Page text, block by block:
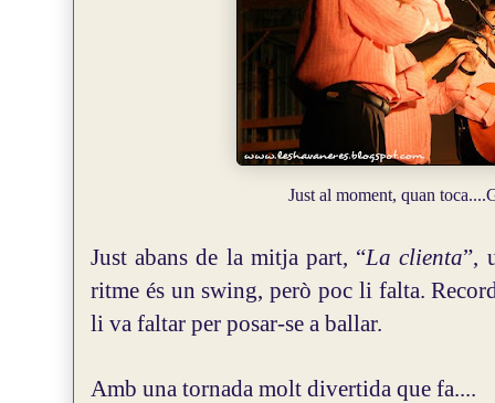
Just al moment, quan toca....
Just abans de la mitja part, “La clienta”,
ritme és un swing, però poc li falta.
li va faltar per posar-se a ballar.
Amb una tornada molt divertida que fa....